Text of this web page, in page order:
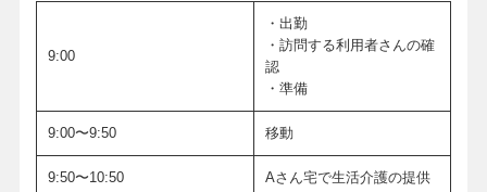
9:00
・出勤
・訪問する利用者さんの確
認
・準備
9:00〜9:50 移動
9:50〜10:50 Aさん宅で生活介護の提供